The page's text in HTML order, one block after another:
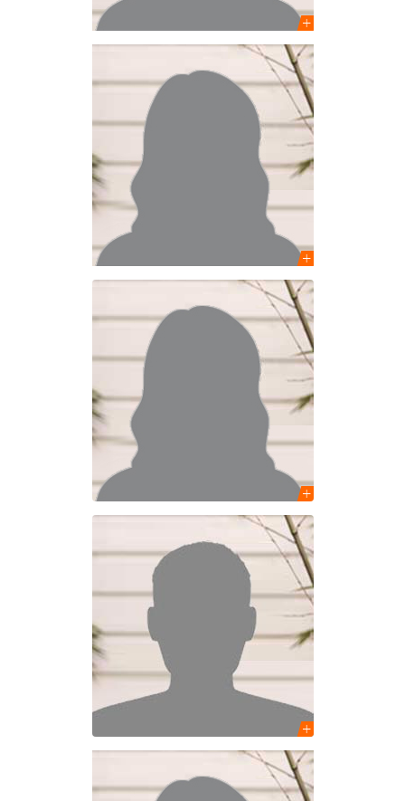
Aurore Reynaud
Architecte HMONP – PhD
Emilien Lahaye
Chargé de projets